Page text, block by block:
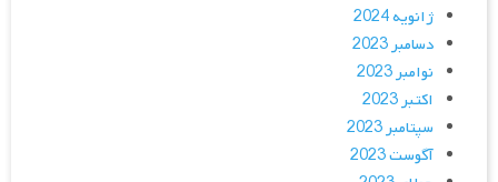
ژانویه 2024
دسامبر 2023
نوامبر 2023
اکتبر 2023
سپتامبر 2023
آگوست 2023